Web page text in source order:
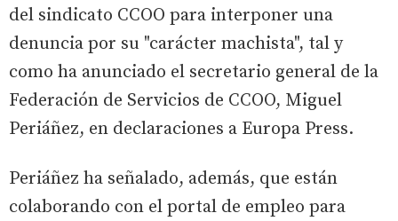
del sindicato CCOO para interponer una
denuncia por su "carácter machista", tal y
como ha anunciado el secretario general de la
Federación de Servicios de CCOO, Miguel
Periáñez, en declaraciones a Europa Press.
Periáñez ha señalado, además, que están
colaborando con el portal de empleo para